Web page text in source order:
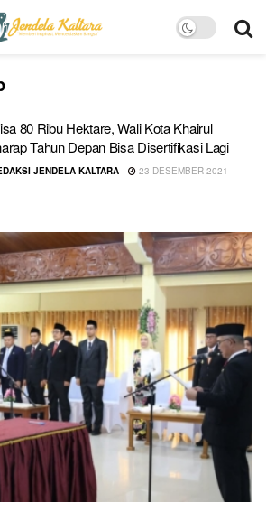
80 Ribu Hektare, Wali Kota Khairul
Tahun Depan Bisa Disertifikasi Lagi
JENDELA KALTARA
23 DESEMBER 2021